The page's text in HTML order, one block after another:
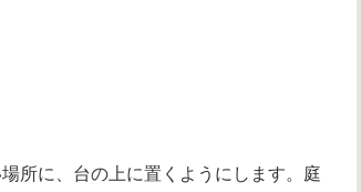
所に、台の上に置くようにします。庭